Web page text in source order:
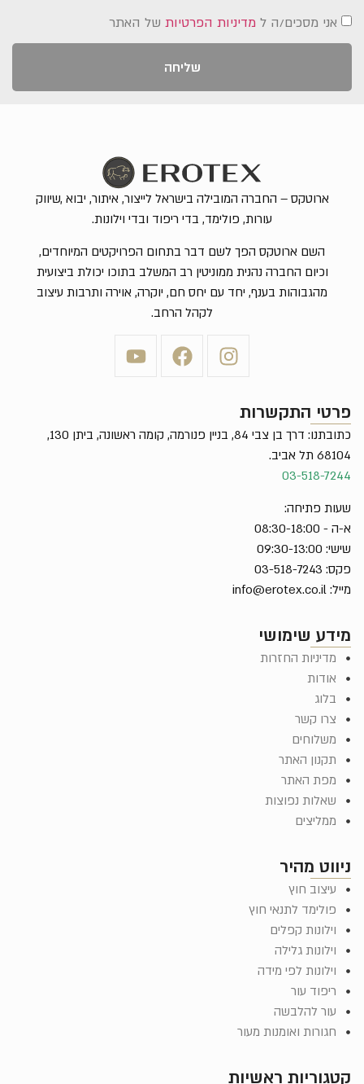
אני מסכים/ה למדיניות הפרטיותשל האתר
שליחה
קטגוריות ראשיות
ניווט מהיר
עיצוב חוץ
פולימד לתנאי חוץ
וילונות קפלים
וילונות גלילה
וילונות לפי מידה
ריפוד עור
עור להלבשה
חגורות ואומנות מעור
מידע שימושי
מדיניות החזרות
אודות
בלוג
צרו קשר
משלוחים
תקנון האתר
מפת האתר
שאלות נפוצות
ממליצים
פרטי התקשרות
כתובתנו: דרך בן צבי 84, בניין פנורמה, קומה ראשונה, ביתן 130,
68104 תל אביב.
03-518-7244
שעות פתיחה:
א-ה - 08:30-18:00
שישי: 09:30-13:00
פקס: 03-518-7243
מייל:info@erotex.co.il
ארוטקס – החברה המובילה בישראל לייצור, איתור, יבוא ,שיווק
עורות, פולימד, בדי ריפוד ובדי וילונות.
השם ארוטקס הפך לשם דבר בתחום הפרויקטים המיוחדים,
וכיום החברה נהנית ממוניטין רב המשלב בתוכו יכולת ביצועית
מהגבוהות בענף, יחד עם יחס חם, יוקרה, אוירה ותרבות עיצוב
לקהל הרחב.